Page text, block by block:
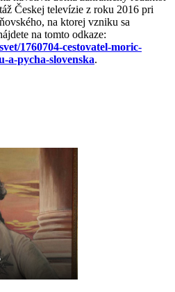
áž Českej televízie z roku 2016 pri
na ktorej vzniku sa
na tomto odkaze:
1760704-cestovatel-moric-
a-pycha-slovenska.